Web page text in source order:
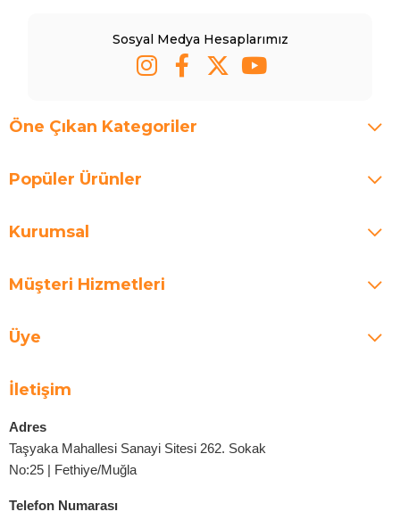
Sosyal Medya Hesaplarımız
Öne Çıkan Kategoriler
Popüler Ürünler
Kurumsal
Müşteri Hizmetleri
Üye
İletişim
Adres
Taşyaka Mahallesi Sanayi Sitesi 262. Sokak
No:25 | Fethiye/Muğla
Telefon Numarası